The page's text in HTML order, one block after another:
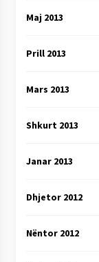
Maj 2013
Prill 2013
Mars 2013
Shkurt 2013
Janar 2013
Dhjetor 2012
Nëntor 2012